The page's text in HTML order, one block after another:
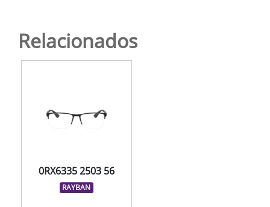
Relacionados
0RX6335 2503 56
RAYBAN